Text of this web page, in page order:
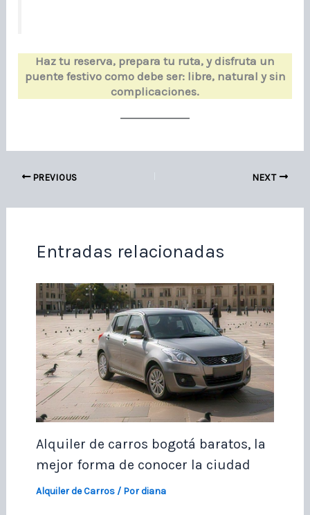
Haz tu reserva, prepara tu ruta, y disfruta un
puente festivo como debe ser: libre, natural y sin
complicaciones.
PREVIOUS NEXT
Entradas relacionadas
Alquiler de carros bogotá baratos, la
mejor forma de conocer la ciudad
Alquiler de Carros/ Pordiana